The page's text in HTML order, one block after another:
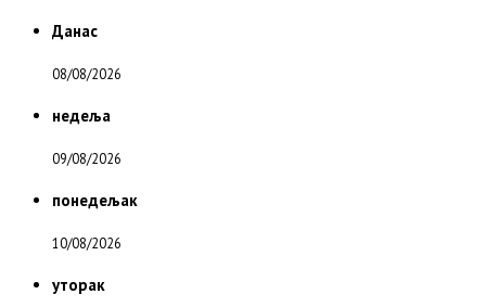
Данас
08/08/2026
недеља
09/08/2026
понедељак
10/08/2026
уторак